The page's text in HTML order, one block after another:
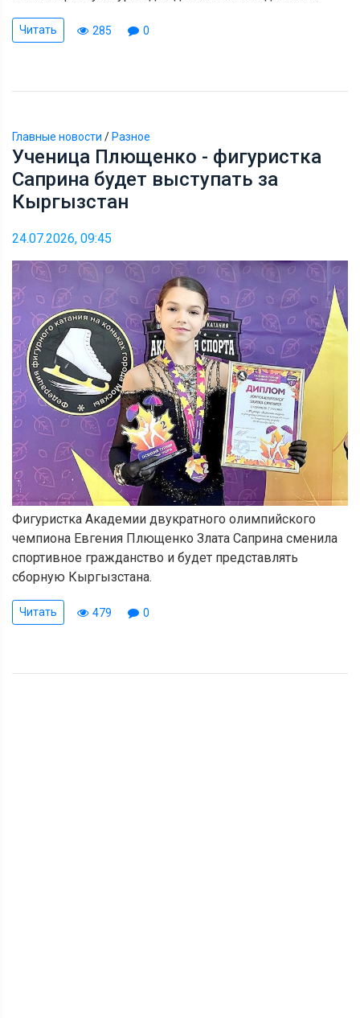
Читать 285 0
Главные новости / Разное
Ученица Плющенко - фигуристка
Саприна будет выступать за
Кыргызстан
24.07.2026, 09:45
Фигуристка Академии двукратного олимпийского
чемпиона Евгения Плющенко Злата Саприна сменила
спортивное гражданство и будет представлять
сборную Кыргызстана.
Читать 479 0